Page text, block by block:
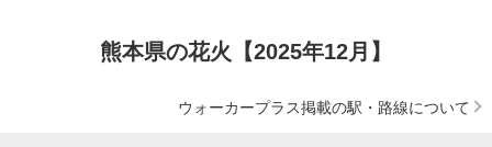
熊本県の花火【2025年12月】
ウォーカープラス掲載の駅・路線について